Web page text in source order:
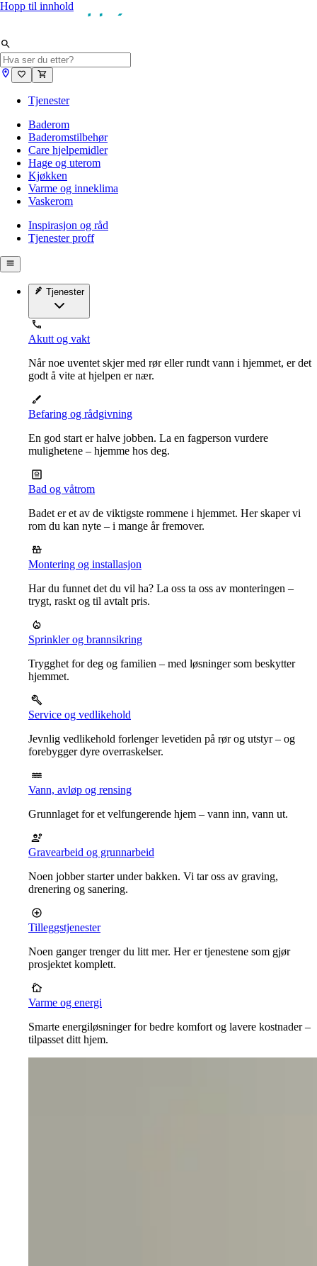
Hopp til innhold
Tjenester
Baderom
Baderomstilbehør
Care hjelpemidler
Hage og uterom
Kjøkken
Varme og inneklima
Vaskerom
Inspirasjon og råd
Tjenester proff
Tjenester
Akutt og vakt
Når noe uventet skjer med rør eller rundt vann i hjemmet, er det
godt å vite at hjelpen er nær.
Befaring og rådgivning
En god start er halve jobben. La en fagperson vurdere
mulighetene – hjemme hos deg.
Bad og våtrom
Badet er et av de viktigste rommene i hjemmet. Her skaper vi
rom du kan nyte – i mange år fremover.
Montering og installasjon
Har du funnet det du vil ha? La oss ta oss av monteringen –
trygt, raskt og til avtalt pris.
Sprinkler og brannsikring
Trygghet for deg og familien – med løsninger som beskytter
hjemmet.
Service og vedlikehold
Jevnlig vedlikehold forlenger levetiden på rør og utstyr – og
forebygger dyre overraskelser.
Vann, avløp og rensing
Grunnlaget for et velfungerende hjem – vann inn, vann ut.
Gravearbeid og grunnarbeid
Noen jobber starter under bakken. Vi tar oss av graving,
drenering og sanering.
Tilleggstjenester
Noen ganger trenger du litt mer. Her er tjenestene som gjør
prosjektet komplett.
Varme og energi
Smarte energiløsninger for bedre komfort og lavere kostnader –
tilpasset ditt hjem.